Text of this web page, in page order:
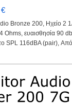
Bronze 200, Ηχείο 2
4 Ohms, ευαισθησία 90
SPL 116dBA (pair),